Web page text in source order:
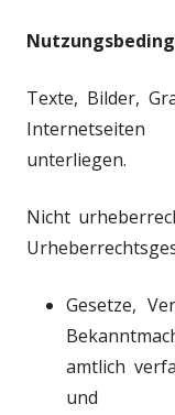
Texte, Bilder,
unterliegen.
Nicht
Gesetze,
amtlich
und